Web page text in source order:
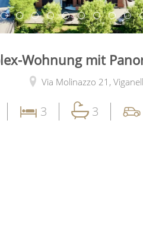
Wohnung mit
Via Molinazzo 21,
3 3